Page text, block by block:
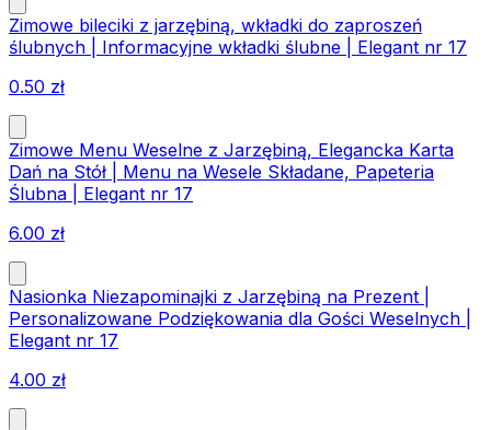
Zimowe bileciki z jarzębiną, wkładki do zaproszeń
ślubnych | Informacyjne wkładki ślubne | Elegant nr 17
0.50 zł
Zimowe Menu Weselne z Jarzębiną, Elegancka Karta
Dań na Stół | Menu na Wesele Składane, Papeteria
Ślubna | Elegant nr 17
6.00 zł
Nasionka Niezapominajki z Jarzębiną na Prezent |
Personalizowane Podziękowania dla Gości Weselnych |
Elegant nr 17
4.00 zł